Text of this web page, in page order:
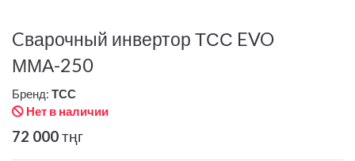
Cварочный инвертор ТСС EVO
ММА-250
Нет в наличии
Бренд: ТСС
72 000тңг